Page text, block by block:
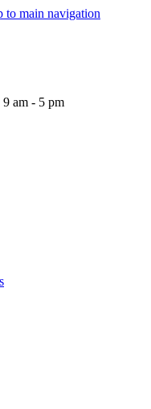
to main navigation
am - 5 pm